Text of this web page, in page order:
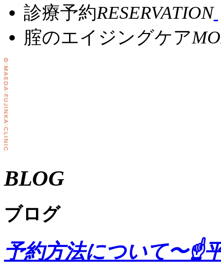
診療予約RESERVATION
腟のエイジングケア
BLOG
ブログ
予約方法について〜☝️